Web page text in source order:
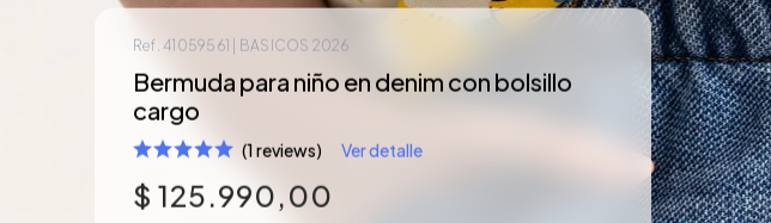
Ref. 41059561 | BASICOS 2026
Bermuda para niño en denim con bolsillo
cargo
(1 reviews) Ver detalle
$ 125.990,00